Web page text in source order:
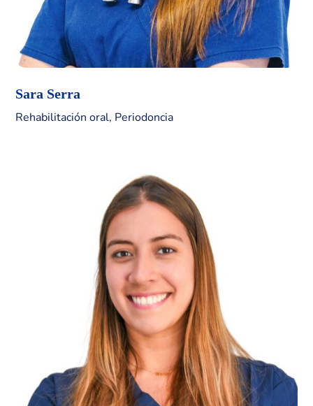
Sara Serra
Rehabilitación oral, Periodoncia